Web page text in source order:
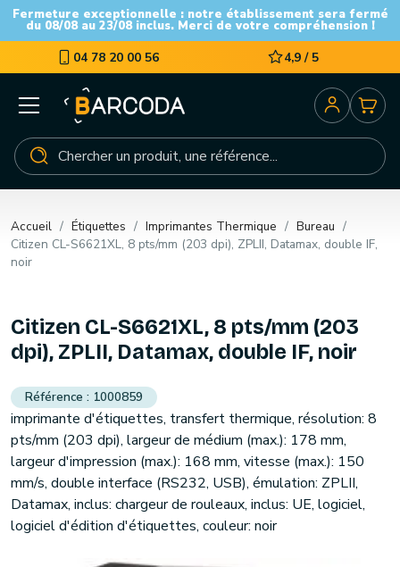
Fermeture exceptionnelle : notre établissement sera fermé
du 08/08 au 23/08 inclus. Merci de votre compréhension !
04 78 20 00 56 4,9 / 5
Accueil Étiquettes Imprimantes Thermique
Bureau
Citizen CL-S6621XL, 8 pts/mm (203 dpi), ZPLII, Datamax, double IF,
noir
Citizen CL-S6621XL, 8 pts/mm (203
dpi), ZPLII, Datamax, double IF, noir
1000859
imprimante d'étiquettes, transfert thermique, résolution: 8
pts/mm (203 dpi), largeur de médium (max.): 178 mm,
largeur d'impression (max.): 168 mm, vitesse (max.): 150
mm/s, double interface (RS232, USB), émulation: ZPLII,
Datamax, inclus: chargeur de rouleaux, inclus: UE, logiciel,
logiciel d'édition d'étiquettes, couleur: noir